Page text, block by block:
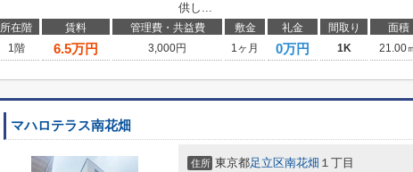
供し...
所在階 賃料 管理費・共益費 敷金 礼金 間取り 面積
1階
6.5万円 3,000円 1ヶ月 0万円 1K 21.00
マハロテラス南花畑
住所 東京都足立区南花畑 １丁目